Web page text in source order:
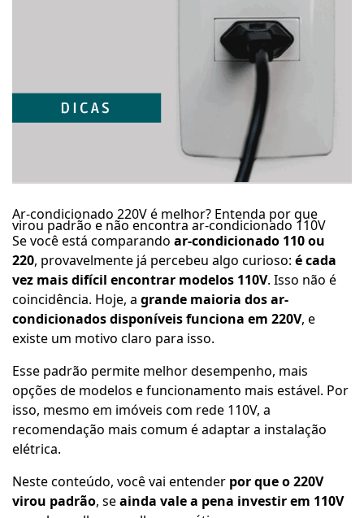
Ar-condicionado 220V é melhor? Entenda por que
virou padrão e não encontra ar-condicionado 110V
Se você está comparando ar-condicionado 110 ou
220, provavelmente já percebeu algo curioso: é cada
vez mais difícil encontrar modelos 110V. Isso não é
coincidência. Hoje, a grande maioria dos ar-
condicionados disponíveis funciona em 220V, e
existe um motivo claro para isso.
Esse padrão permite melhor desempenho, mais
opções de modelos e funcionamento mais estável. Por
isso, mesmo em imóveis com rede 110V, a
recomendação mais comum é adaptar a instalação
elétrica.
Neste conteúdo, você vai entender por que o 220V
virou padrão, seainda vale a pena investir em 110V